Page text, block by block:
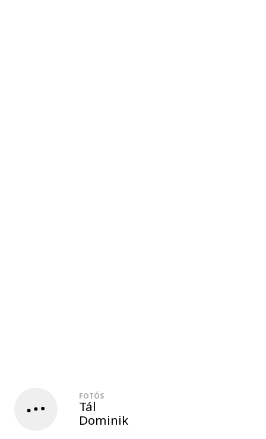
FOTÓS
Tál
Dominik